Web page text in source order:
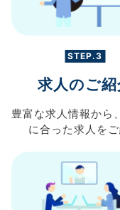
STEP.3
求人のご紹
豊富な求人情報から、
に合った求人を